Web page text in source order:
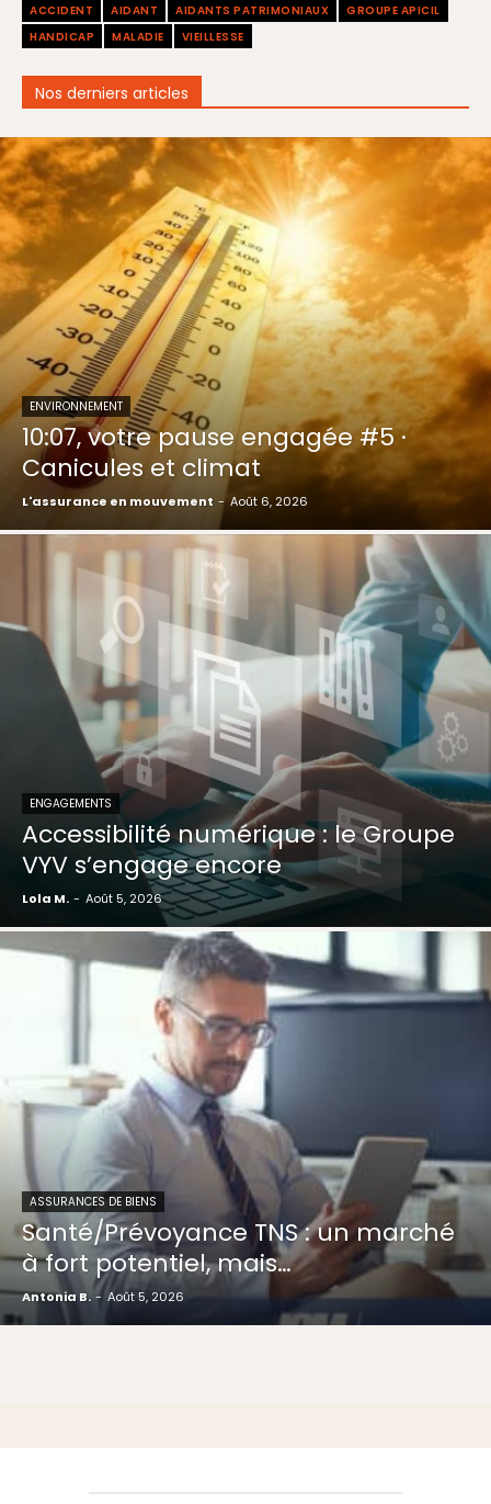
ACCIDENT AIDANT AIDANTS PATRIMONIAUX
GROUPE APICIL
HANDICAP
MALADIE VIEILLESSE
Nos derniers articles
ENVIRONNEMENT
10:07, votre pause engagée #5 ·
Canicules et climat
L'assurance en mouvement - Août 6, 2026
ENGAGEMENTS
Accessibilité numérique : le Groupe
VYV s’engage encore
Lola M. - Août 5, 2026
ASSURANCES DE BIENS
Santé/Prévoyance TNS : un marché
à fort potentiel, mais…
Antonia B. - Août 5, 2026